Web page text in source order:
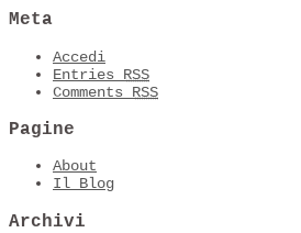
Meta
Accedi
Entries RSS
Comments RSS
Pagine
About
Il Blog
Archivi